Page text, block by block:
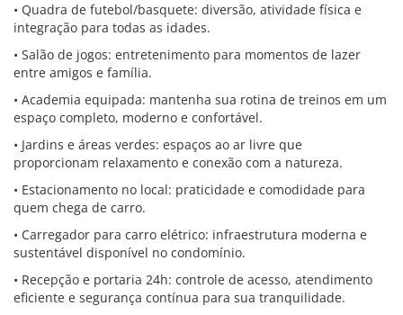
• Quadra de futebol/basquete: diversão, atividade física e
integração para todas as idades.
• Salão de jogos: entretenimento para momentos de lazer
entre amigos e família.
• Academia equipada: mantenha sua rotina de treinos em um
espaço completo, moderno e confortável.
• Jardins e áreas verdes: espaços ao ar livre que
proporcionam relaxamento e conexão com a natureza.
• Estacionamento no local: praticidade e comodidade para
quem chega de carro.
• Carregador para carro elétrico: infraestrutura moderna e
sustentável disponível no condomínio.
• Recepção e portaria 24h: controle de acesso, atendimento
eficiente e segurança contínua para sua tranquilidade.